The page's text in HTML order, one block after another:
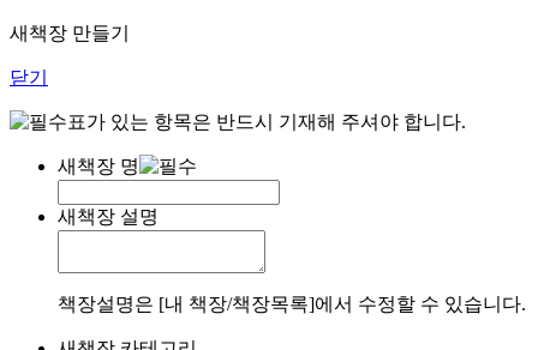
새책장 만들기
닫기
표가 있는 항목은 반드시 기재해 주셔야 합니다.
새책장 명
새책장 설명
책장설명은 [내 책장/책장목록]에서 수정할 수 있습니다.